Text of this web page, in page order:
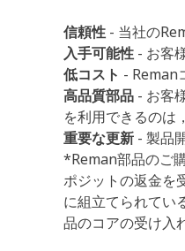
信頼性 - 当社の
入手可能性 - お客
低コスト - Reman
高品質部品 - お客
を利用できるのは
重要な更新 - 製品
*Reman部品のご
ポジットの返金を
に組立てられてい
品のコアの受け入